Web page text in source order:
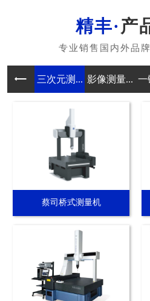
产
三次元测... 影像测量... 一
蔡司桥式测量机